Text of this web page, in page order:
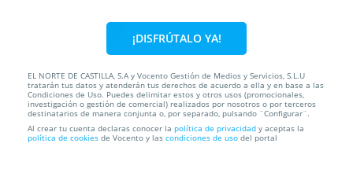
46% 20€ 10,90€
Plancha para el pelo Royality Line HS-26.1
Recogida en Tienda GRATIS
¡DISFRÚTALO YA!
EL NORTE DE CASTILLA, S.A y Vocento Gestión de Medios y Servicios, S.L.U
tratarán tus datos y atenderán tus derechos de acuerdo a ella y en base a las
Condiciones de Uso. Puedes delimitar estos y otros usos (promocionales,
investigación o gestión de comercial) realizados por nosotros o por terceros
destinatarios de manera conjunta o, por separado, pulsando ¨Configurar¨.
Al crear tu cuenta declaras conocer la política de privacidad y aceptas la
política de cookies de Vocento y las condiciones de uso del portal